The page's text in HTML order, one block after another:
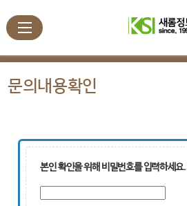
문의내용확인
본인 확인을 위해 비밀번호를 입력하세요.